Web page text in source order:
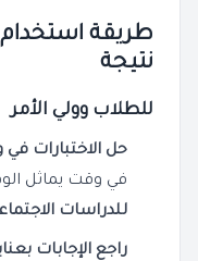
طريقة
نتيجة
للطلاب وولي الأمر
حل الاختبارات
في وقت يماثل
للدراسات
راجع الإجابات